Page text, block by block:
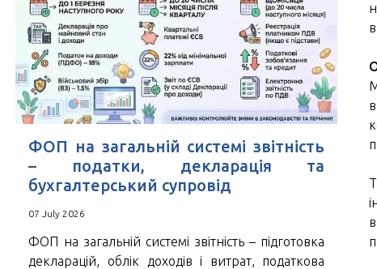
ФОП на загальній системі звітність
– податки, декларація та
бухгалтерський супровід
07 July 2026
ФОП на загальній системі звітність – підготовка
декларацій, облік доходів і витрат, податкова